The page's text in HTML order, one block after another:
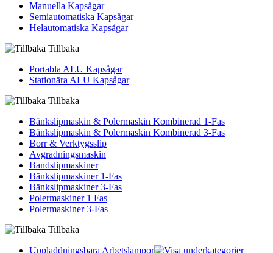
Manuella Kapsågar
Semiautomatiska Kapsågar
Helautomatiska Kapsågar
Tillbaka
Portabla ALU Kapsågar
Stationära ALU Kapsågar
Tillbaka
Bänkslipmaskin & Polermaskin Kombinerad 1-Fas
Bänkslipmaskin & Polermaskin Kombinerad 3-Fas
Borr & Verktygsslip
Avgradningsmaskin
Bandslipmaskiner
Bänkslipmaskiner 1-Fas
Bänkslipmaskiner 3-Fas
Polermaskiner 1 Fas
Polermaskiner 3-Fas
Tillbaka
Uppladdningsbara Arbetslampor